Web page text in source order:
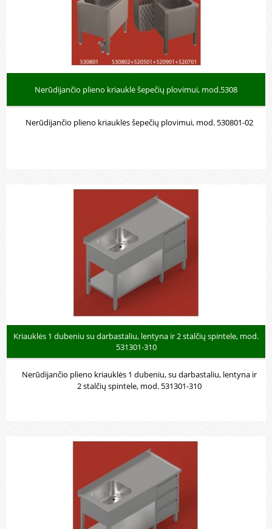
Nerūdijančio plieno kriauklė šepečių plovimui, mod.5308
Nerūdijančio plieno kriauklės šepečių plovimui, mod. 530801-02
Kriauklės 1 dubeniu su darbastaliu, lentyna ir 2 stalčių spintele, mod.
531301-310
Nerūdijančio plieno kriauklės 1 dubeniu, su darbastaliu, lentyna ir
2 stalčių spintele, mod. 531301-310